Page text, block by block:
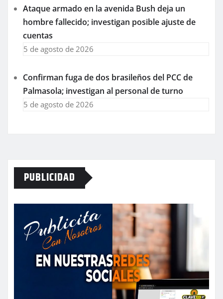
Ataque armado en la avenida Bush deja un
hombre fallecido; investigan posible ajuste de
cuentas
5 de agosto de 2026
Confirman fuga de dos brasileños del PCC de
Palmasola; investigan al personal de turno
5 de agosto de 2026
PUBLICIDAD